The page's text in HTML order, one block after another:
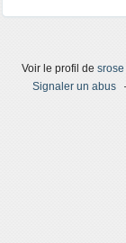
Voir le profil desrose
Signaler un abus